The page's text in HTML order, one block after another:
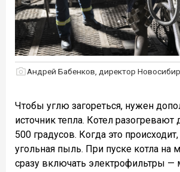
Андрей Бабенков, директор
Чтобы углю загореться, нужен
источник тепла. Котел разогревают
500 градусов. Когда это происходит,
угольная пыль. При пуске котла на
сразу включать электрофильтры —